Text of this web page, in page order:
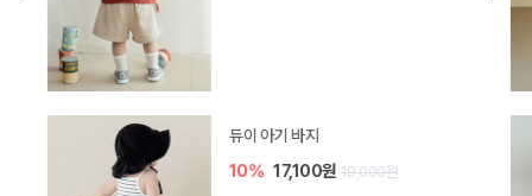
듀이 아기 바지
10% 17,100원 19,000원